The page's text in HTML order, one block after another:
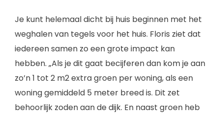
Je kunt helemaal dicht bij huis beginnen met het
weghalen van tegels voor het huis. Floris ziet dat
iedereen samen zo een grote impact kan
hebben. „Als je dit gaat becijferen dan kom je aan
zo’n 1 tot 2 m2 extra groen per woning, als een
woning gemiddeld 5 meter breed is. Dit zet
behoorlijk zoden aan de dijk. En naast groen heb